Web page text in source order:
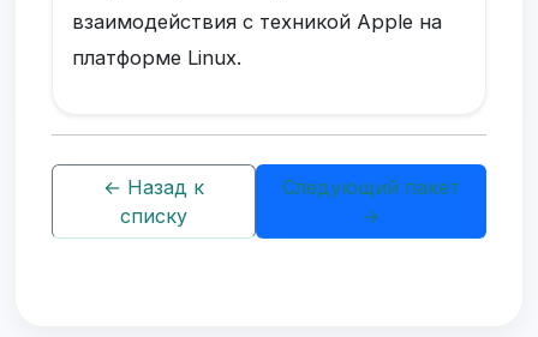
взаимодействия с техникой Apple на
платформе Linux.
← Назад к
списку
Следующий пакет
→